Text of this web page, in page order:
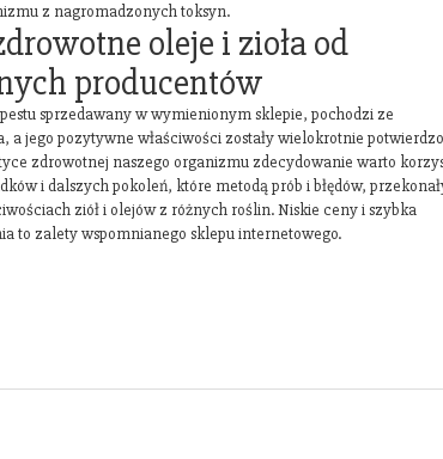
z nagromadzonych toksyn.
oleje i zioła od
producentów
sprzedawany w wymienionym sklepie, pochodzi ze
a jego pozytywne właściwości zostały wielokrotnie
zdrowotnej naszego organizmu zdecydowanie warto
i dalszych pokoleń, które metodą prób i błędów,
ziół i olejów z różnych roślin. Niskie ceny i szybka
to zalety wspomnianego sklepu internetowego.